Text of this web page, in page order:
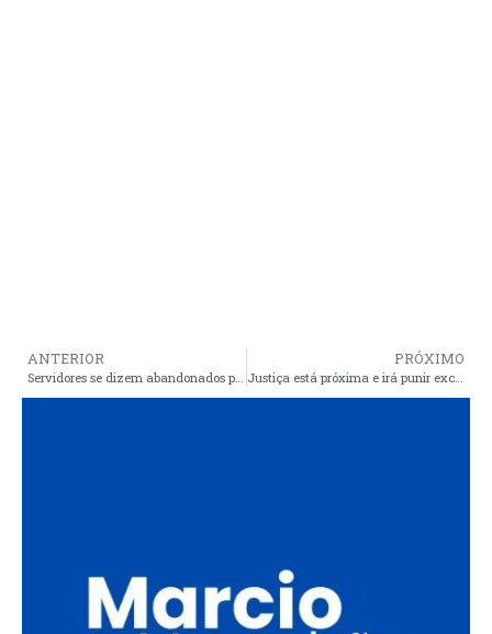
ANTERIOR
Servidores se dizem abandonados pelo SINDSEPMA desde a ida do presidente Arnaldo para o governo de Cristino
PRÓXIMO
Justiça está próxima e irá punir excessos de fakes na internet